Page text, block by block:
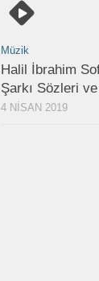
Müzik
Halil İbrahim
Şarkı Sözleri
4 NISAN 2019